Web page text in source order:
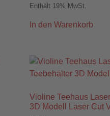
Enthält 19% MwSt.
In den Warenkorb
Violine Teehaus
3D Modell Laser Cut